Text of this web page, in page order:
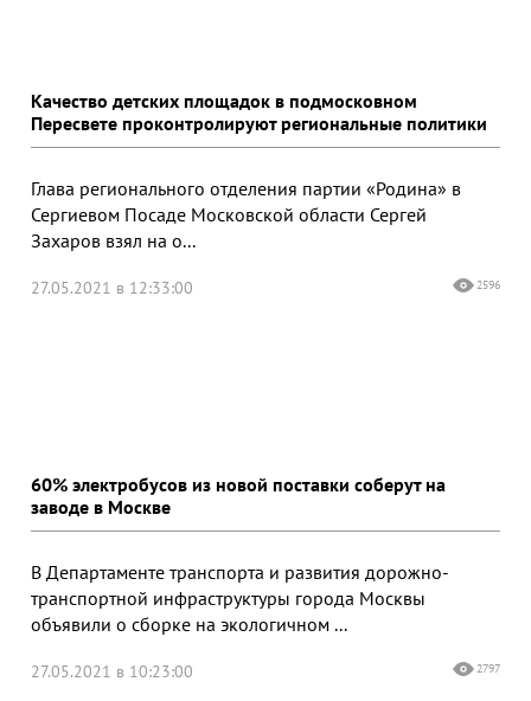
Качество детских площадок в подмосковном
Пересвете проконтролируют региональные политики
Глава регионального отделения партии «Родина» в
Сергиевом Посаде Московской области Сергей
Захаров взял на о...
27.05.2021 в 12:33:00 2596
60% электробусов из новой поставки соберут на
заводе в Москве
В Департаменте транспорта и развития дорожно-
транспортной инфраструктуры города Москвы
объявили о сборке на экологичном ...
27.05.2021 в 10:23:00 2797